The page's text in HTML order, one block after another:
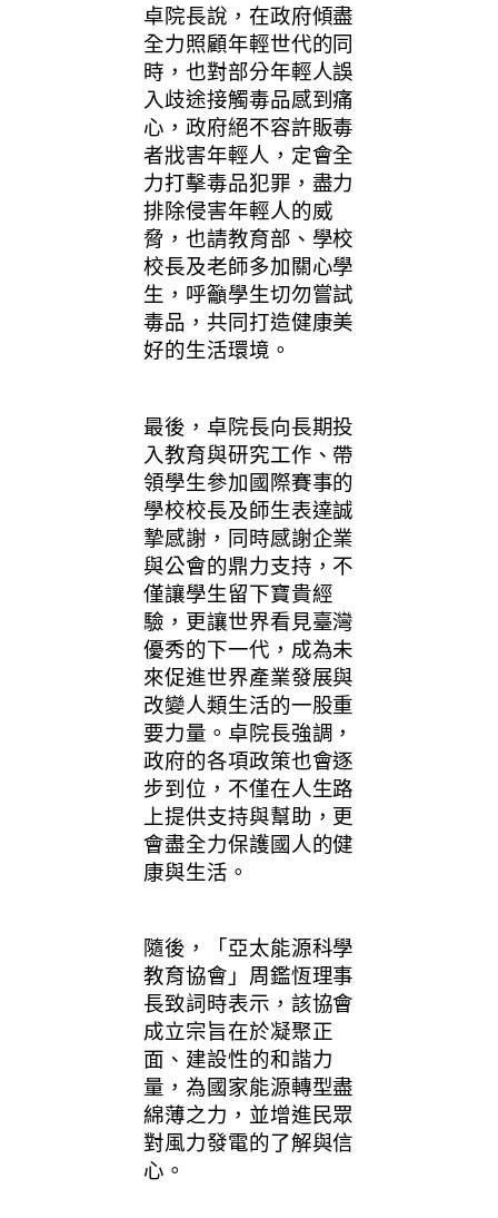
卓院長說，在政府傾盡
全力照顧年輕世代的同
時，也對部分年輕人誤
入歧途接觸毒品感到痛
心，政府絕不容許販毒
者戕害年輕人，定會全
力打擊毒品犯罪，盡力
排除侵害年輕人的威
脅，也請教育部、學校
校長及老師多加關心學
生，呼籲學生切勿嘗試
毒品，共同打造健康美
好的生活環境。
最後，卓院長向長期投
入教育與研究工作、帶
領學生參加國際賽事的
學校校長及師生表達誠
摯感謝，同時感謝企業
與公會的鼎力支持，不
僅讓學生留下寶貴經
驗，更讓世界看見臺灣
優秀的下一代，成為未
來促進世界產業發展與
改變人類生活的一股重
要力量。卓院長強調，
政府的各項政策也會逐
步到位，不僅在人生路
上提供支持與幫助，更
會盡全力保護國人的健
康與生活。
隨後，「亞太能源科學
教育協會」周鑑恆理事
長致詞時表示，該協會
成立宗旨在於凝聚正
面、建設性的和諧力
量，為國家能源轉型盡
綿薄之力，並增進民眾
對風力發電的了解與信
心。